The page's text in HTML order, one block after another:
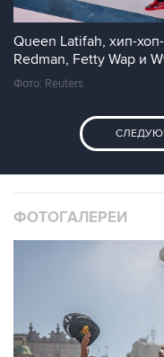
Queen Latifah, хип-
Redman, Fetty Wap и
Фото: Reuters
ФОТОГАЛЕРЕИ